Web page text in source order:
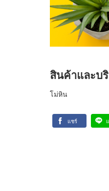
สินค้าและบ
โม่หิน
แชร์